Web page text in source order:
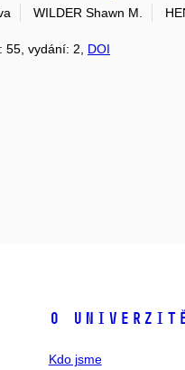
WILDER Shawn M.
55, vydání: 2, DOI
O
Kdo jsme